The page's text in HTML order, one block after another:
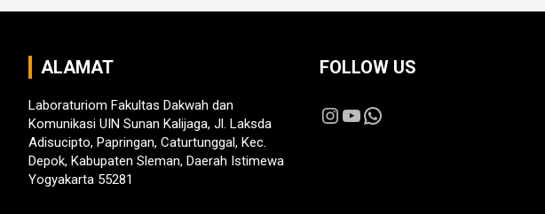
ALAMAT
Laboraturiom Fakultas Dakwah dan
Komunikasi UIN Sunan Kalijaga, Jl. Laksda
Adisucipto, Papringan, Caturtunggal, Kec.
Depok, Kabupaten Sleman, Daerah Istimewa
Yogyakarta 55281
FOLLOW US
Instagram
YouTube
WhatsApp